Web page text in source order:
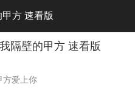
方 速看版
隔壁的甲方 速看版
方爱上你